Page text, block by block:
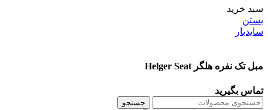
سبد خرید
بستن
سایدبار
مبل تک نفره هلگر Helger Seat
تماس بگیرید
جستجو